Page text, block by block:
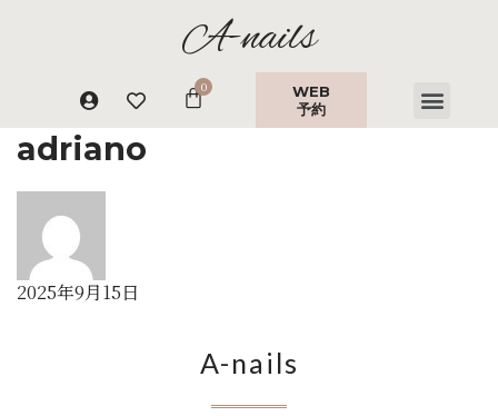
A-nails
WEB
予約
adriano
2025年9月15日
A-nails